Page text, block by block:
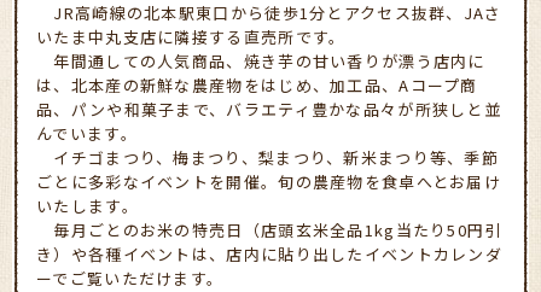
JR高崎線の北本駅東口から徒歩1分とアクセス抜群、JAさ
いたま中丸支店に隣接する直売所です。
年間通しての人気商品、焼き芋の甘い香りが漂う店内に
は、北本産の新鮮な農産物をはじめ、加工品、Aコープ商
品、パンや和菓子まで、バラエティ豊かな品々が所狭しと並
んでいます。
イチゴまつり、梅まつり、梨まつり、新米まつり等、季節
ごとに多彩なイベントを開催。旬の農産物を食卓へとお届け
いたします。
毎月ごとのお米の特売日（店頭玄米全品1kg当たり50円引
き）や各種イベントは、店内に貼り出したイベントカレンダ
ーでご覧いただけます。